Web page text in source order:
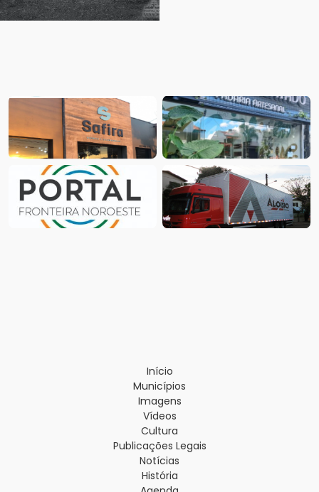
Início
Municípios
Imagens
Vídeos
Cultura
Publicações Legais
Notícias
História